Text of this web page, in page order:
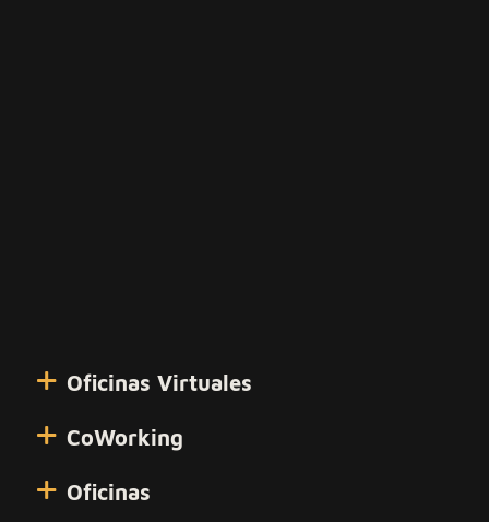
Oficinas Virtuales
CoWorking
Oficinas